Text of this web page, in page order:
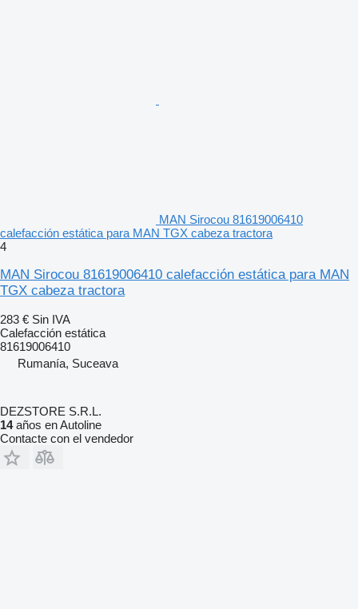
MAN Sirocou 81619006410
calefacción estática para MAN TGX cabeza tractora
4
MAN Sirocou 81619006410 calefacción estática para MAN
TGX cabeza tractora
283 € Sin IVA
Calefacción estática
81619006410
Rumanía, Suceava
DEZSTORE S.R.L.
14años en Autoline
Contacte con el vendedor